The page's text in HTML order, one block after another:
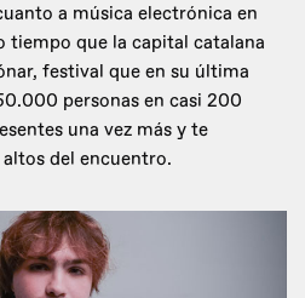
a música electrónica en
tiempo que la capital catalana
festival que en su última
personas en casi 200
una vez más y te
del encuentro.